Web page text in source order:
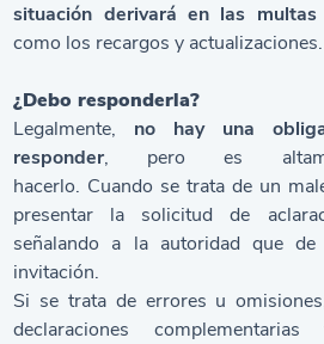
situación derivará en las multas
como los recargos y actualizaciones.
¿Debo responderla?
Legalmente, no hay una
responder, pero es
hacerlo. Cuando se trata de un
presentar la solicitud de
señalando a la autoridad que
invitación.
Si se trata de errores u
declaraciones